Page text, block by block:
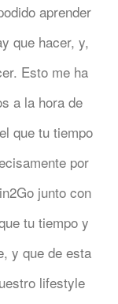
aprender
que hacer, y,
Esto me ha
a la hora de
que tu tiempo
por
junto con
tu tiempo y
y que de esta
lifestyle